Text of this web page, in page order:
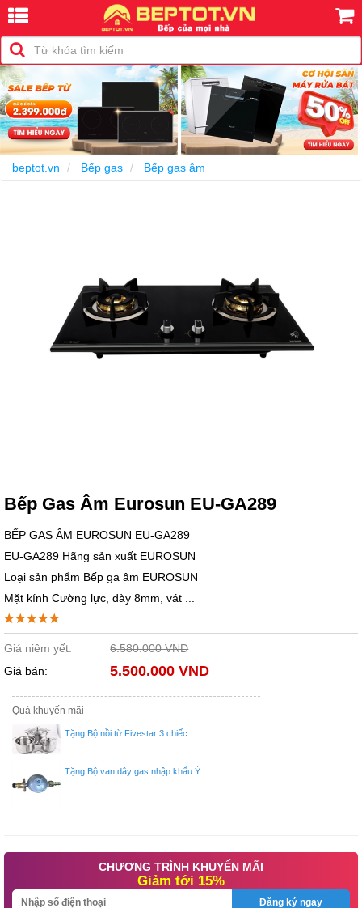
beptot.vn Bếp gas Bếp gas âm
Bếp Gas Âm Eurosun EU-GA289
BẾP GAS ÂM EUROSUN EU-GA289
EU-GA289 Hãng sản xuất EUROSUN
Loại sản phẩm Bếp ga âm EUROSUN
Mặt kính Cường lực, dày 8mm, vát ...
Giá niêm yết: 6.580.000 VND
-16%
Giá bán: 5.500.000 VND
Quà khuyến mãi
Tặng Bộ nồi từ Fivestar 3 chiếc
Tặng Bộ van dây gas nhập khẩu Ý
CHƯƠNG TRÌNH KHUYẾN MÃI
Giảm tới 15%
Đăng ký ngay